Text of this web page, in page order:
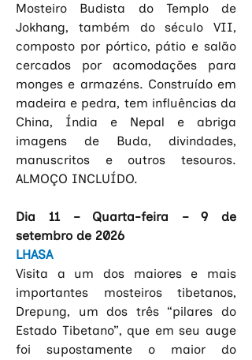
Mosteiro Budista do Templo de
Jokhang, também do século VII,
composto por pórtico, pátio e salão
cercados por acomodações para
monges e armazéns. Construído em
madeira e pedra, tem influências da
China, Índia e Nepal e abriga
imagens de Buda, divindades,
manuscritos e outros tesouros.
ALMOÇO INCLUÍDO.
Dia 11 – Quarta-feira – 9 de
setembro de 2026
LHASA
Visita a um dos maiores e mais
importantes mosteiros tibetanos,
Drepung, um dos três “pilares do
Estado Tibetano”, que em seu auge
foi supostamente o maior do